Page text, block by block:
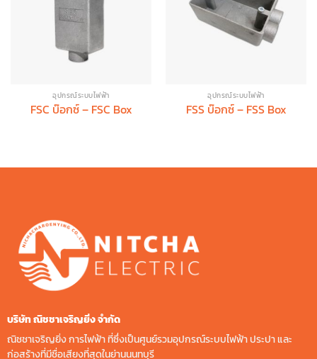
อุปกรณ์ระบบไฟฟ้า
FSC บ๊อกซ์ – FSC Box
อุปกรณ์ระบบไฟฟ้า
FSS บ๊อกซ์ – FSS Box
บริษัท ณิชชาเจริญยิ่ง จํากัด
ณิชชาเจริญยิ่ง การไฟฟ้า ที่ซึ่งเป็นศูนย์รวมอุปกรณ์ระบบไฟฟ้า ประปา และ
ก่อสร้างที่มีชื่อเสียงที่สุดในย่านนนทบุรี